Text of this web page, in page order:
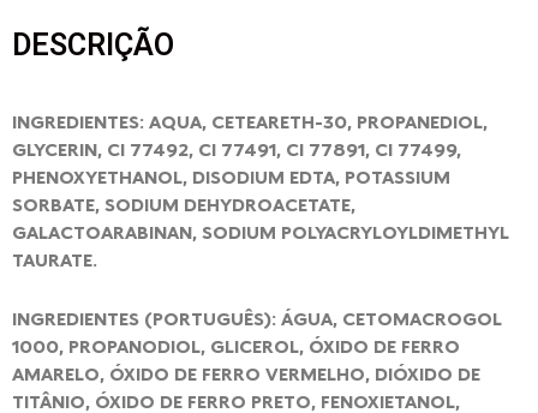
DESCRIÇÃO
INGREDIENTES: AQUA, CETEARETH-30, PROPANEDIOL,
GLYCERIN, CI 77492, CI 77491, CI 77891, CI 77499,
PHENOXYETHANOL, DISODIUM EDTA, POTASSIUM
SORBATE, SODIUM DEHYDROACETATE,
GALACTOARABINAN, SODIUM POLYACRYLOYLDIMETHYL
TAURATE.
INGREDIENTES (PORTUGUÊS): ÁGUA, CETOMACROGOL
1000, PROPANODIOL, GLICEROL, ÓXIDO DE FERRO
AMARELO, ÓXIDO DE FERRO VERMELHO, DIÓXIDO DE
TITÂNIO, ÓXIDO DE FERRO PRETO, FENOXIETANOL,